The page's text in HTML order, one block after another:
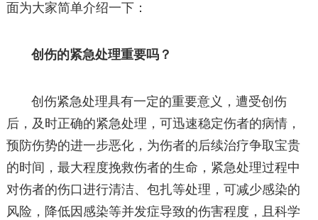
面为大家简单介绍一下：
创伤的紧急处理重要吗？
创伤紧急处理具有一定的重要意义，遭受创伤
后，及时正确的紧急处理，可迅速稳定伤者的病情，
预防伤势的进一步恶化，为伤者的后续治疗争取宝贵
的时间，最大程度挽救伤者的生命，紧急处理过程中
对伤者的伤口进行清洁、包扎等处理，可减少感染的
风险，降低因感染等并发症导致的伤害程度，且科学